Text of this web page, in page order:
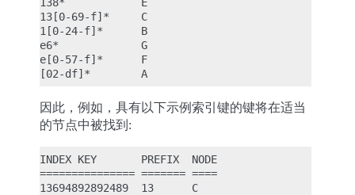
13[0-69-f]*     C
1[0-24-f]*      B
e6*             G
e[0-57-f]*      F
因此，例如，具有以下示例索引键的键将在适当
的节点中被找到:
INDEX KEY       PREFIX  NODE
=============== ======= ====
13694892892489  13      C